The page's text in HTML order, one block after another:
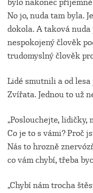
bylo nakonec
No jo, nuda tam byla.
dokola. A taková
nespokojený člověk
trudomyslný člověk
Lidé smutnili a od
Zvířata. Jednou to už
„Poslouchejte, lidičky,
Co je to s vámi? Proč
Nás to hrozně
co vám chybí, třeba
„Chybí nám trocha